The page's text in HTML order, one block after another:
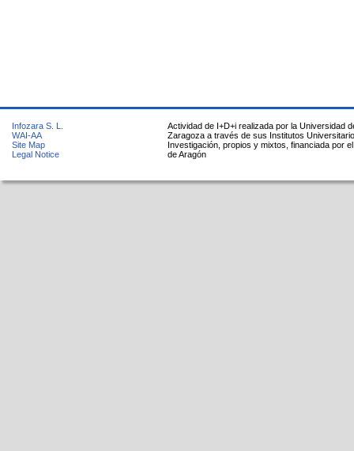
Infozara S. L.
WAI-AA
Site Map
Legal Notice
Actividad de I+D+i realizada por la Universidad
Zaragoza a través de sus Institutos
Investigación, propios y mixtos, financiada por
de Aragón